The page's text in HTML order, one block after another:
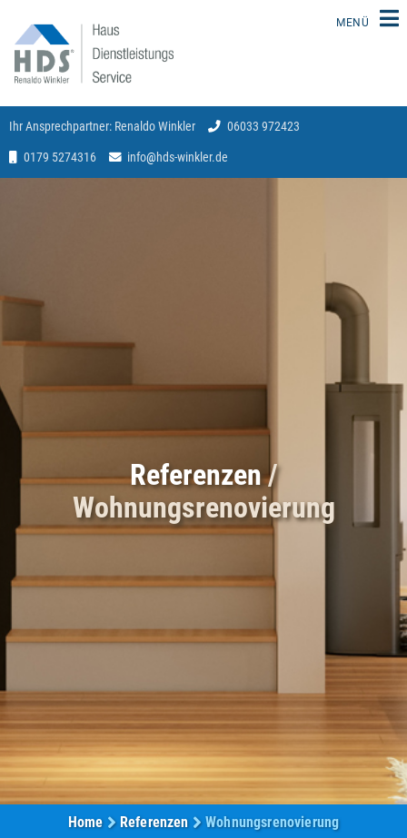
MENÜ
Home
Leistungen
Ihr Ansprechpartner: Renaldo Winkler 06033 972423
0179 5274316 info@hds-winkler.de
Referenzen/
Wohnungsrenovierung
Home Referenzen Wohnungsrenovierung